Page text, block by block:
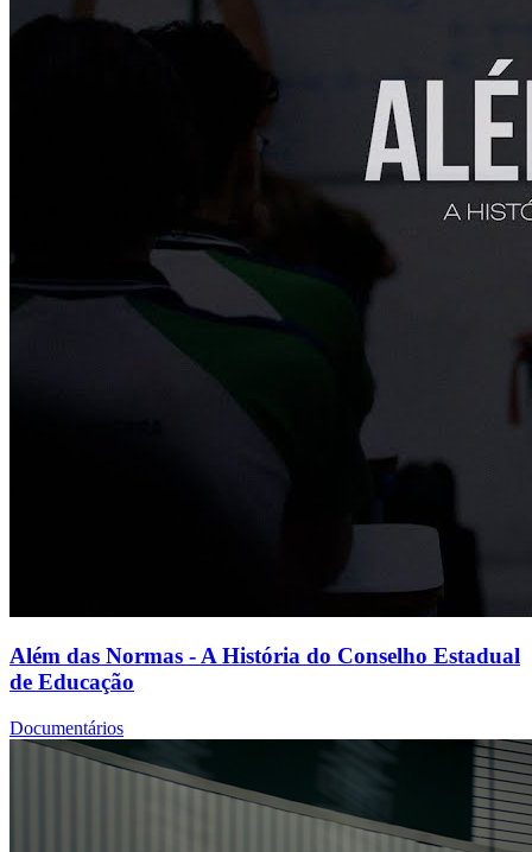
Além das Normas - A História do Conselho Estadual
de Educação
Documentários